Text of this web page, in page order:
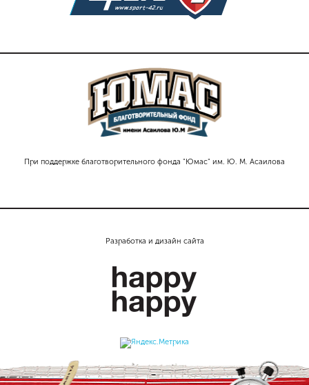
При поддержке благотворительного фонда "Юмас" им. Ю. М. Асаилова
Разработка и дизайн сайта